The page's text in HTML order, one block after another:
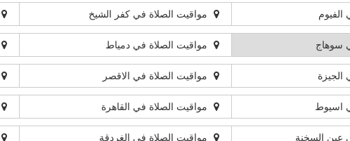
الفيوم مواقيت الصلاة في كفر الشيخ
سوهاج مواقيت الصلاة في دمياط
الجيزة مواقيت الصلاة في الاقصر
اسيوط مواقيت الصلاة في القاهرة
عين السخنة مواقيت الصلاة في الغردقة